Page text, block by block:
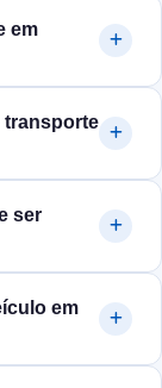
em
transporte
ser
em